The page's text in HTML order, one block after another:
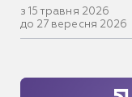
з 15 травня 2026
до 27 вересня 2026